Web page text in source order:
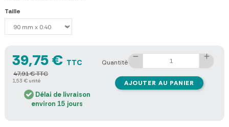
Taille
39,75 € TTC
47,91 € TTC
1,53 € unité
Délai de livraison
environ 15 jours
Quantité
AJOUTER AU PANIER